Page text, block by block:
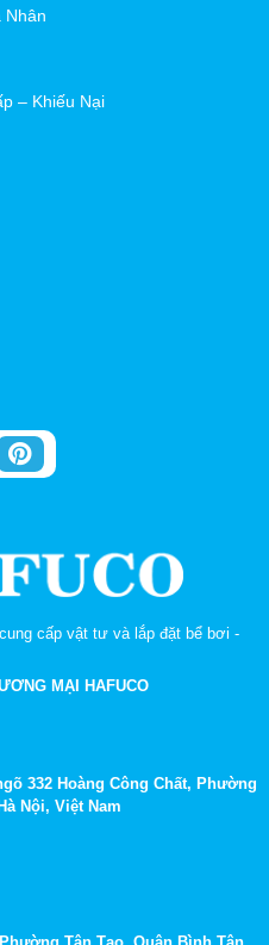
Nhân
– Khiếu Nại
cấp vật tư và lắp đặt bể bơi -
MẠI HAFUCO
332 Hoàng Công Chất, Phường
Nội, Việt Nam